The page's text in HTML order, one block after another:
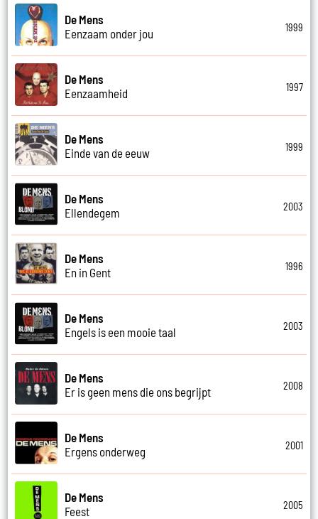
De Mens
Eenzaam onder jou
1999
De Mens
Eenzaamheid
1997
De Mens
Einde van de eeuw
1999
De Mens
Ellendegem
2003
De Mens
En in Gent
1996
De Mens
Engels is een mooie taal
2003
De Mens
Er is geen mens die ons begrijpt
2008
De Mens
Ergens onderweg
2001
De Mens
Feest
2005